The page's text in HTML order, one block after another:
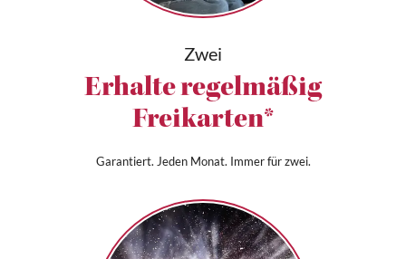
Zwei
Erhalte regelmäßig
Freikarten*
Garantiert. Jeden Monat. Immer für zwei.